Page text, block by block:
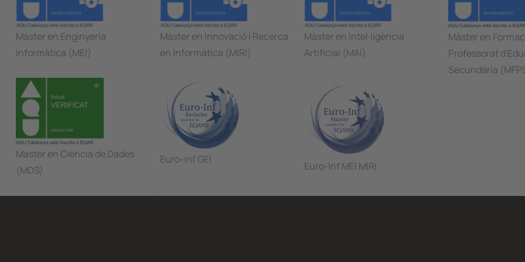
Màster en Enginyeria
Informàtica (MEI)
Màster en Innovació i Recerca
en Informàtica (MIRI)
Màster en Intel·ligència
Artificial (MAI)
Màster en
Professorat
Secundària
Master en Ciència de Dades
(MDS)
Euro-inf GEI
Euro-Inf MEI MIRI